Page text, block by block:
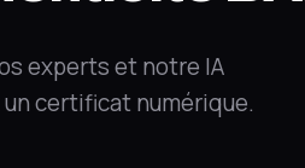
experts et notre IA
certificat numérique.